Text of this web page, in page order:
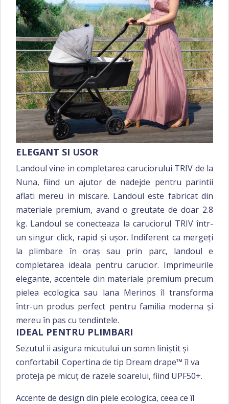
ELEGANT SI USOR
Landoul vine in completarea caruciorului TRIV de la
Nuna, fiind un ajutor de nadejde pentru parintii
aflati mereu in miscare. Landoul este fabricat din
materiale premium, avand o greutate de doar 2.8
kg. Landoul se conecteaza la caruciorul TRIV într-
un singur click, rapid și ușor. Indiferent ca mergeți
la plimbare în oraș sau prin parc, landoul e
completarea ideala pentru carucior. Imprimeurile
elegante, accentele din materiale premium precum
pielea ecologica sau lana Merinos îl transforma
într-un produs perfect pentru familia moderna și
mereu în pas cu tendintele.
IDEAL PENTRU PLIMBARI
Sezutul ii asigura micutului un somn liniștit și
confortabil. Copertina de tip Dream drape™ îl va
proteja pe micuț de razele soarelui, fiind UPF50+.
Accente de design din piele ecologica, ceea ce îl